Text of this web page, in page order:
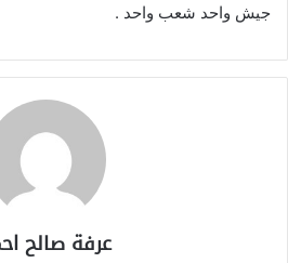
جيش واحد شعب واحد .
عرفة صالح